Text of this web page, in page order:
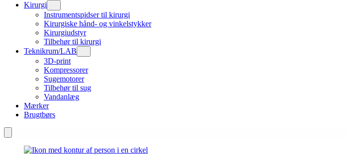
Kirurgi
Instrumentspidser til kirurgi
Kirurgiske hånd- og vinkelstykker
Kirurgiudstyr
Tilbehør til kirurgi
Teknikrum/LAB
3D-print
Kompressorer
Sugemotorer
Tilbehør til sug
Vandanlæg
Mærker
Brugtbørs